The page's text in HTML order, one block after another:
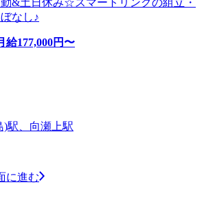
なし♪
給177,000円〜
)駅、向瀬上駅
に進む